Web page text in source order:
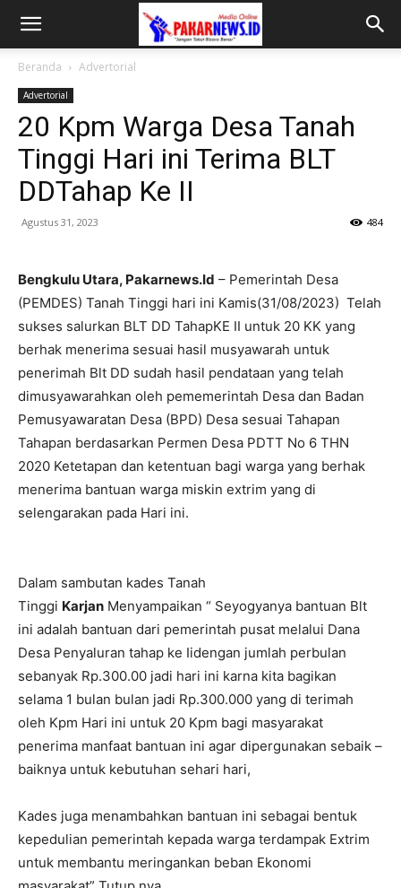
Beranda Advertorial
Advertorial
20 Kpm Warga Desa Tanah
Tinggi Hari ini Terima BLT
DDTahap Ke II
Agustus 31, 2023 484
Bengkulu Utara, Pakarnews.Id – Pemerintah Desa
(PEMDES) Tanah Tinggi hari ini Kamis(31/08/2023) Telah
sukses salurkan BLT DD TahapKE II untuk 20 KK yang
berhak menerima sesuai hasil musyawarah untuk
penerimah Blt DD sudah hasil pendataan yang telah
dimusyawarahkan oleh pememerintah Desa dan Badan
Pemusyawaratan Desa (BPD) Desa sesuai Tahapan
Tahapan berdasarkan Permen Desa PDTT No 6 THN
2020 Ketetapan dan ketentuan bagi warga yang berhak
menerima bantuan warga miskin extrim yang di
selengarakan pada Hari ini.
Dalam sambutan kades Tanah
Tinggi Karjan Menyampaikan “ Seyogyanya bantuan Blt
ini adalah bantuan dari pemerintah pusat melalui Dana
Desa Penyaluran tahap ke Iidengan jumlah perbulan
sebanyak Rp.300.00 jadi hari ini karna kita bagikan
selama 1 bulan bulan jadi Rp.300.000 yang di terimah
oleh Kpm Hari ini untuk 20 Kpm bagi masyarakat
penerima manfaat bantuan ini agar dipergunakan sebaik –
baiknya untuk kebutuhan sehari hari,
Kades juga menambahkan bantuan ini sebagai bentuk
kepedulian pemerintah kepada warga terdampak Extrim
untuk membantu meringankan beban Ekonomi